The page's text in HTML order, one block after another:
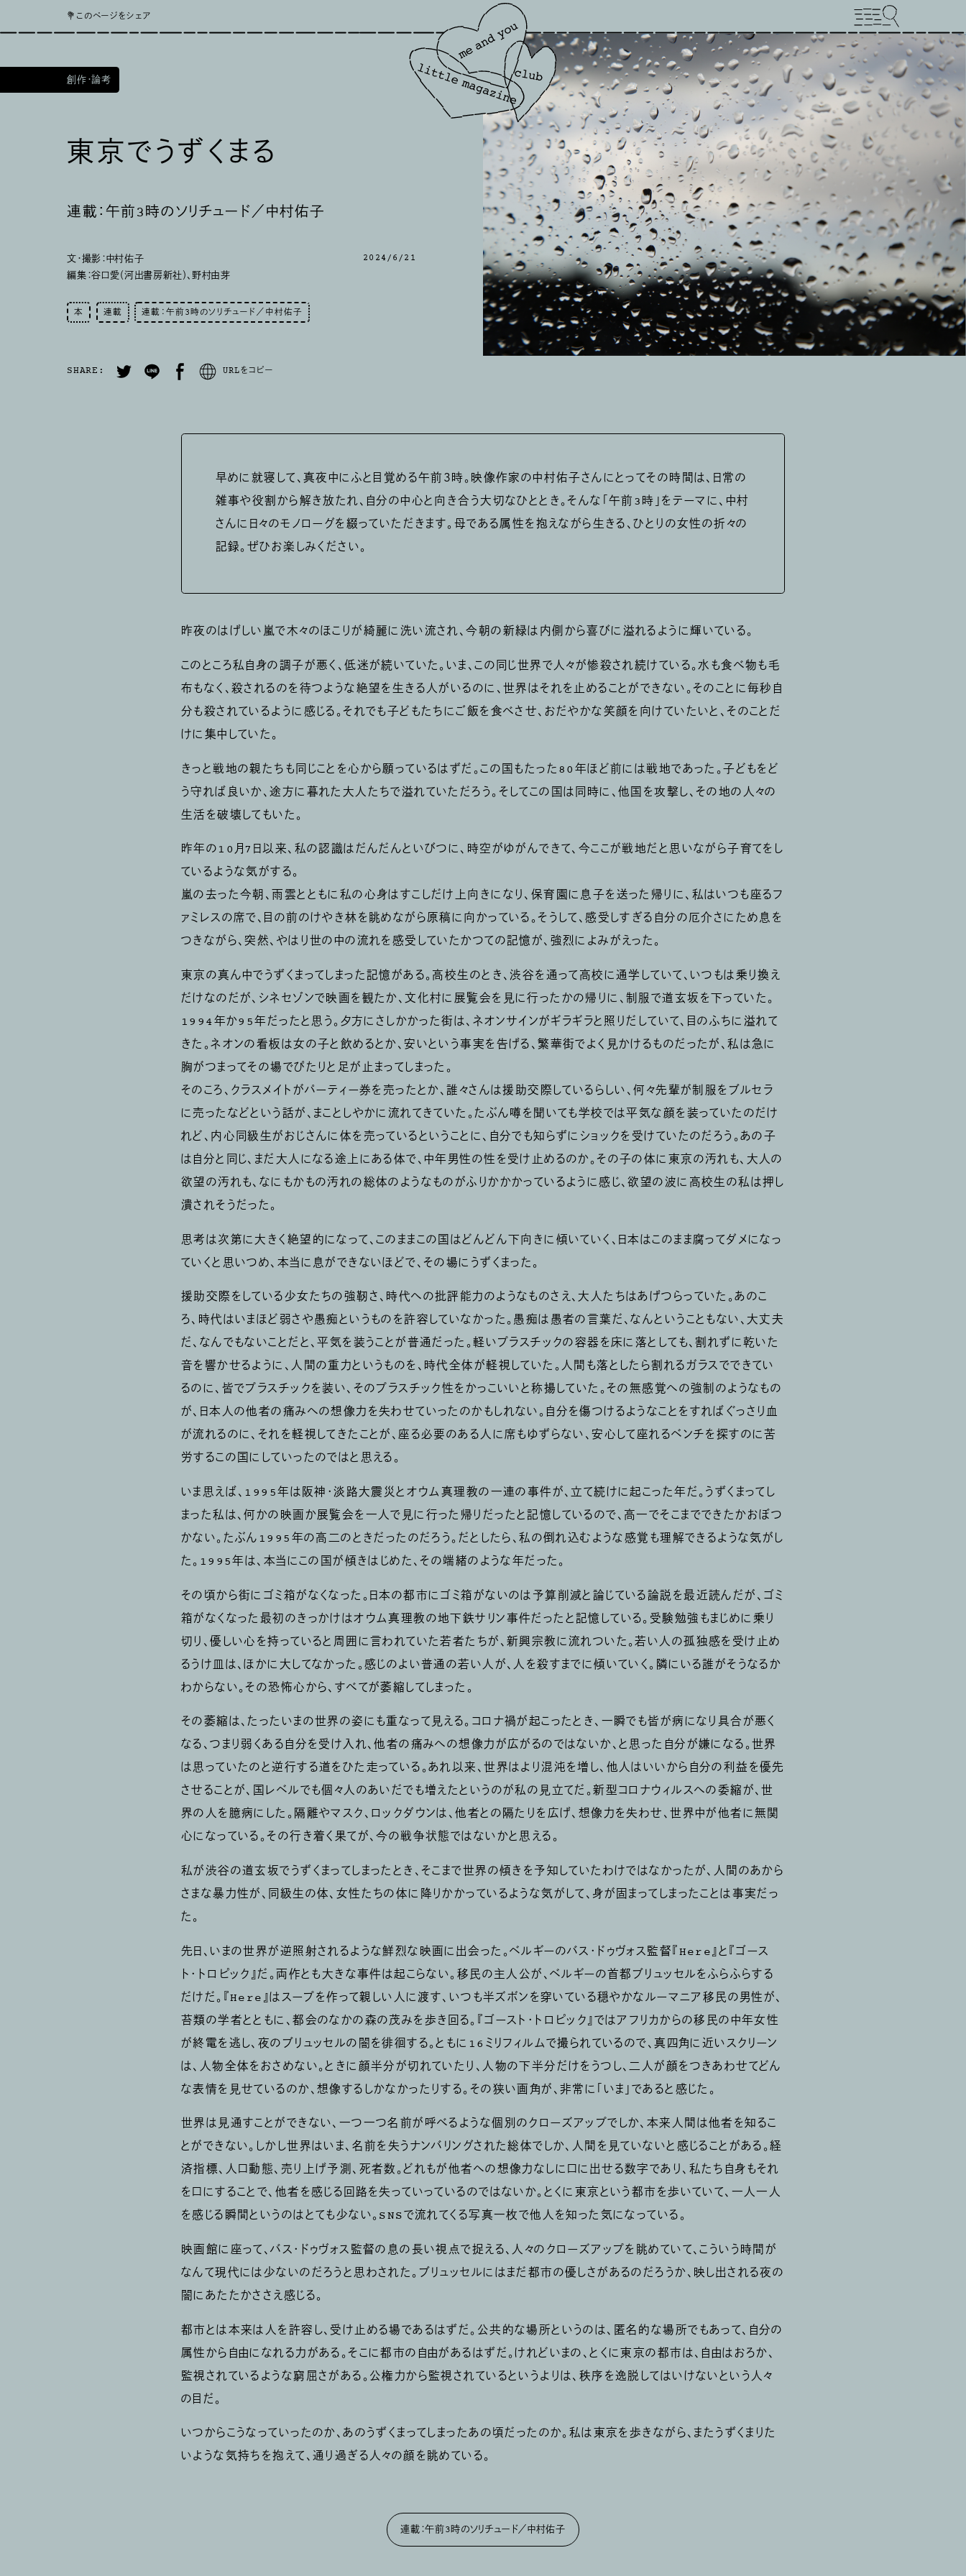
💐このページをシェア
創作・論考
東京でうずくまる
連載：午前3時のソリチュード／中村佑子
文・撮影：中村佑子
編集：谷口愛（河出書房新社）、野村由芽
2024/6/21
本 連載 連載：午前3時のソリチュード／中村佑子
SHARE: URLをコピー
早めに就寝して、真夜中にふと目覚める午前３時。映像作家の中村佑子さんにとってその時間は、日常の
雑事や役割から解き放たれ、自分の中心と向き合う大切なひととき。そんな「午前3時」をテーマに、中村
さんに日々のモノローグを綴っていただきます。母である属性を抱えながら生きる、ひとりの女性の折々の
記録。ぜひお楽しみください。
昨夜のはげしい嵐で木々のほこりが綺麗に洗い流され、今朝の新緑は内側から喜びに溢れるように輝いている。
このところ私自身の調子が悪く、低迷が続いていた。いま、この同じ世界で人々が惨殺され続けている。水も食べ物も毛
布もなく、殺されるのを待つような絶望を生きる人がいるのに、世界はそれを止めることができない。そのことに毎秒自
分も殺されているように感じる。それでも子どもたちにご飯を食べさせ、おだやかな笑顔を向けていたいと、そのことだ
けに集中していた。
きっと戦地の親たちも同じことを心から願っているはずだ。この国もたった80年ほど前には戦地であった。子どもをど
う守れば良いか、途方に暮れた大人たちで溢れていただろう。そしてこの国は同時に、他国を攻撃し、その地の人々の
生活を破壊してもいた。
昨年の10月7日以来、私の認識はだんだんといびつに、時空がゆがんできて、今ここが戦地だと思いながら子育てをし
ているような気がする。
嵐の去った今朝、雨雲とともに私の心身はすこしだけ上向きになり、保育園に息子を送った帰りに、私はいつも座るフ
ァミレスの席で、目の前のけやき林を眺めながら原稿に向かっている。そうして、感受しすぎる自分の厄介さにため息を
つきながら、突然、やはり世の中の流れを感受していたかつての記憶が、強烈によみがえった。
東京の真ん中でうずくまってしまった記憶がある。高校生のとき、渋谷を通って高校に通学していて、いつもは乗り換え
だけなのだが、シネセゾンで映画を観たか、文化村に展覧会を見に行ったかの帰りに、制服で道玄坂を下っていた。
1994年か95年だったと思う。夕方にさしかかった街は、ネオンサインがギラギラと照りだしていて、目のふちに溢れて
きた。ネオンの看板は女の子と飲めるとか、安いという事実を告げる、繁華街でよく見かけるものだったが、私は急に
胸がつまってその場でぴたりと足が止まってしまった。
そのころ、クラスメイトがパーティー券を売ったとか、誰々さんは援助交際しているらしい、何々先輩が制服をブルセラ
に売ったなどという話が、まことしやかに流れてきていた。たぶん噂を聞いても学校では平気な顔を装っていたのだけ
れど、内心同級生がおじさんに体を売っているということに、自分でも知らずにショックを受けていたのだろう。あの子
は自分と同じ、まだ大人になる途上にある体で、中年男性の性を受け止めるのか。その子の体に東京の汚れも、大人の
欲望の汚れも、なにもかもの汚れの総体のようなものがふりかかかっているように感じ、欲望の波に高校生の私は押し
潰されそうだった。
思考は次第に大きく絶望的になって、このままこの国はどんどん下向きに傾いていく、日本はこのまま腐ってダメになっ
ていくと思いつめ、本当に息ができないほどで、その場にうずくまった。
援助交際をしている少女たちの強靭さ、時代への批評能力のようなものさえ、大人たちはあげつらっていた。あのこ
ろ、時代はいまほど弱さや愚痴というものを許容していなかった。愚痴は愚者の言葉だ、なんということもない、大丈夫
だ、なんでもないことだと、平気を装うことが普通だった。軽いプラスチックの容器を床に落としても、割れずに乾いた
音を響かせるように、人間の重力というものを、時代全体が軽視していた。人間も落としたら割れるガラスでできてい
るのに、皆でプラスチックを装い、そのプラスチック性をかっこいいと称揚していた。その無感覚への強制のようなもの
が、日本人の他者の痛みへの想像力を失わせていったのかもしれない。自分を傷つけるようなことをすればぐっさり血
が流れるのに、それを軽視してきたことが、座る必要のある人に席もゆずらない、安心して座れるベンチを探すのに苦
労するこの国にしていったのではと思える。
いま思えば、1995年は阪神・淡路大震災とオウム真理教の一連の事件が、立て続けに起こった年だ。うずくまってし
まった私は、何かの映画か展覧会を一人で見に行った帰りだったと記憶しているので、高一でそこまでできたかおぼつ
かない。たぶん1995年の高二のときだったのだろう。だとしたら、私の倒れ込むような感覚も理解できるような気がし
た。1995年は、本当にこの国が傾きはじめた、その端緒のような年だった。
その頃から街にゴミ箱がなくなった。日本の都市にゴミ箱がないのは予算削減と論じている論説を最近読んだが、ゴミ
箱がなくなった最初のきっかけはオウム真理教の地下鉄サリン事件だったと記憶している。受験勉強もまじめに乗り
切り、優しい心を持っていると周囲に言われていた若者たちが、新興宗教に流れついた。若い人の孤独感を受け止め
るうけ皿は、ほかに大してなかった。感じのよい普通の若い人が、人を殺すまでに傾いていく。隣にいる誰がそうなるか
わからない。その恐怖心から、すべてが萎縮してしまった。
その萎縮は、たったいまの世界の姿にも重なって見える。コロナ禍が起こったとき、一瞬でも皆が病になり具合が悪く
なる、つまり弱くある自分を受け入れ、他者の痛みへの想像力が広がるのではないか、と思った自分が嫌になる。世界
は思っていたのと逆行する道をひた走っている。あれ以来、世界はより混沌を増し、他人はいいから自分の利益を優先
させることが、国レベルでも個々人のあいだでも増えたというのが私の見立てだ。新型コロナウィルスへの委縮が、世
界の人を臆病にした。隔離やマスク、ロックダウンは、他者との隔たりを広げ、想像力を失わせ、世界中が他者に無関
心になっている。その行き着く果てが、今の戦争状態ではないかと思える。
私が渋谷の道玄坂でうずくまってしまったとき、そこまで世界の傾きを予知していたわけではなかったが、人間のあから
さまな暴力性が、同級生の体、女性たちの体に降りかかっているような気がして、身が固まってしまったことは事実だっ
た。
先日、いまの世界が逆照射されるような鮮烈な映画に出会った。ベルギーのバス・ドゥヴォス監督『Here』と『ゴース
ト・トロピック』だ。両作とも大きな事件は起こらない。移民の主人公が、ベルギーの首都ブリュッセルをふらふらする
だけだ。『Here』はスープを作って親しい人に渡す、いつも半ズボンを穿いている穏やかなルーマニア移民の男性が、
苔類の学者とともに、都会のなかの森の茂みを歩き回る。『ゴースト・トロピック』ではアフリカからの移民の中年女性
が終電を逃し、夜のブリュッセルの闇を徘徊する。ともに16ミリフィルムで撮られているので、真四角に近いスクリーン
は、人物全体をおさめない。ときに顔半分が切れていたり、人物の下半分だけをうつし、二人が顔をつきあわせてどん
な表情を見せているのか、想像するしかなかったりする。その狭い画角が、非常に「いま」であると感じた。
世界は見通すことができない、一つ一つ名前が呼べるような個別のクローズアップでしか、本来人間は他者を知るこ
とができない。しかし世界はいま、名前を失うナンバリングされた総体でしか、人間を見ていないと感じることがある。経
済指標、人口動態、売り上げ予測、死者数。どれもが他者への想像力なしに口に出せる数字であり、私たち自身もそれ
を口にすることで、他者を感じる回路を失っていっているのではないか。とくに東京という都市を歩いていて、一人一人
を感じる瞬間というのはとても少ない。SNSで流れてくる写真一枚で他人を知った気になっている。
映画館に座って、バス・ドゥヴォス監督の息の長い視点で捉える、人々のクローズアップを眺めていて、こういう時間が
なんて現代には少ないのだろうと思わされた。ブリュッセルにはまだ都市の優しさがあるのだろうか、映し出される夜の
闇にあたたかささえ感じる。
都市とは本来は人を許容し、受け止める場であるはずだ。公共的な場所というのは、匿名的な場所でもあって、自分の
属性から自由になれる力がある。そこに都市の自由があるはずだ。けれどいまの、とくに東京の都市は、自由はおろか、
監視されているような窮屈さがある。公権力から監視されているというよりは、秩序を逸脱してはいけないという人々
の目だ。
いつからこうなっていったのか、あのうずくまってしまったあの頃だったのか。私は東京を歩きながら、またうずくまりた
いような気持ちを抱えて、通り過ぎる人々の顔を眺めている。
連載：午前3時のソリチュード／中村佑子